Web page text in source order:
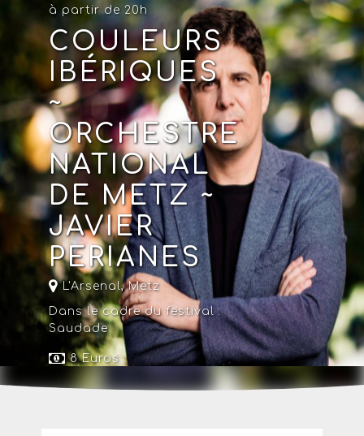
à partir de 20h
COULEURS
IBÉRIQUES
~
ORCHESTRE
NATIONAL
DE METZ ~
JAVIER
PERIANES
L'Arsenal,Metz
Dans le cadre du festival :
Saudade
8 Euros